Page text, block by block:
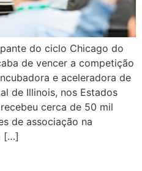
do ciclo Chicago do
de vencer a competição
e aceleradora de
de Illinois, nos Estados
cerca de 50 mil
de associação na
[…]